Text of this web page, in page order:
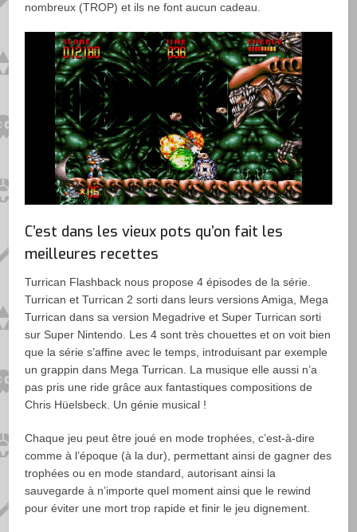
nombreux (TROP) et ils ne font aucun cadeau.
C’est dans les vieux pots qu’on fait les
meilleures recettes
Turrican Flashback nous propose 4 épisodes de la série.
Turrican et Turrican 2 sorti dans leurs versions Amiga, Mega
Turrican dans sa version Megadrive et Super Turrican sorti
sur Super Nintendo. Les 4 sont très chouettes et on voit bien
que la série s’affine avec le temps, introduisant par exemple
un grappin dans Mega Turrican. La musique elle aussi n’a
pas pris une ride grâce aux fantastiques compositions de
Chris Hüelsbeck. Un génie musical !
Chaque jeu peut être joué en mode trophées, c’est-à-dire
comme à l’époque (à la dur), permettant ainsi de gagner des
trophées ou en mode standard, autorisant ainsi la
sauvegarde à n’importe quel moment ainsi que le rewind
pour éviter une mort trop rapide et finir le jeu dignement.